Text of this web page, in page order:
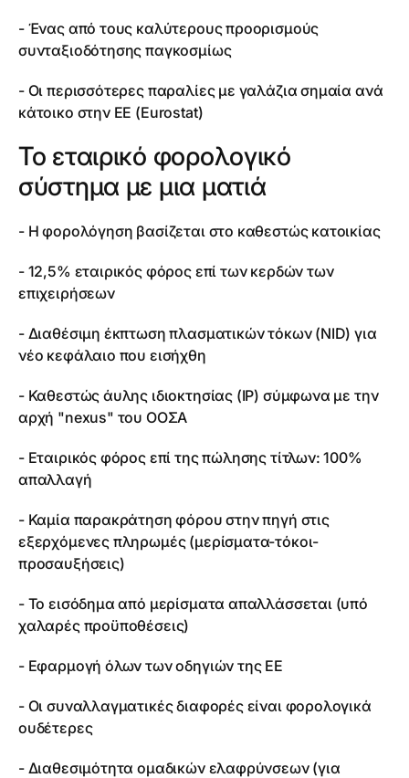
- Ένας από τους καλύτερους προορισμούς
συνταξιοδότησης παγκοσμίως
- Οι περισσότερες παραλίες με γαλάζια σημαία ανά
κάτοικο στην ΕΕ (Eurostat)
Το εταιρικό φορολογικό
σύστημα με μια ματιά
- Η φορολόγηση βασίζεται στο καθεστώς κατοικίας
- 12,5% εταιρικός φόρος επί των κερδών των
επιχειρήσεων
- Διαθέσιμη έκπτωση πλασματικών τόκων (NID) για
νέο κεφάλαιο που εισήχθη
- Καθεστώς άυλης ιδιοκτησίας (IP) σύμφωνα με την
αρχή "nexus" του ΟΟΣΑ
- Εταιρικός φόρος επί της πώλησης τίτλων: 100%
απαλλαγή
- Καμία παρακράτηση φόρου στην πηγή στις
εξερχόμενες πληρωμές (μερίσματα-τόκοι-
προσαυξήσεις)
- Το εισόδημα από μερίσματα απαλλάσσεται (υπό
χαλαρές προϋποθέσεις)
- Εφαρμογή όλων των οδηγιών της ΕΕ
- Οι συναλλαγματικές διαφορές είναι φορολογικά
ουδέτερες
- Διαθεσιμότητα ομαδικών ελαφρύνσεων (για